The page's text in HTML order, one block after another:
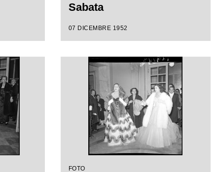
Sabata
07 DICEMBRE 1952
FOTO